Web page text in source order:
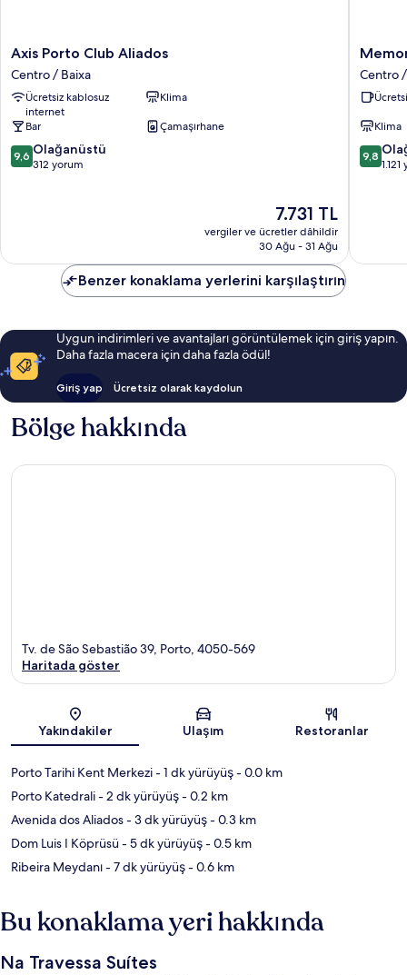
Axis
Porto
Club
Aliados
Centro
/
Baixa
Axis Porto Club Aliados
Centro / Baixa
Ücretsiz kablosuz
internet
Klima
Bar
Çamaşırhane
10
üzerinden
9,6 Olağanüstü
312 yorum
Güncel
fiyat:
7.731 TL
7.731 TL
vergiler ve ücretler dâhildir
30 Ağu - 31 Ağu
Porto
FLH
Hotels
Centro
/
Baixa
Centro
Klima
10
9,8
Benzer konaklama yerlerini karşılaştırın
Uygun indirimleri ve avantajları görüntülemek için giriş yapın.
Daha fazla macera için daha fazla ödül!
Giriş yap Ücretsiz olarak kaydolun
Bölge hakkında
Harita
Tv. de São Sebastião 39, Porto, 4050-569
Haritada göster
Yakındakiler Ulaşım Restoranlar
Porto Tarihi Kent Merkezi- 1 dk yürüyüş- 0.0 km
Porto Katedrali- 2 dk yürüyüş- 0.2 km
Avenida dos Aliados- 3 dk yürüyüş- 0.3 km
Dom Luis I Köprüsü- 5 dk yürüyüş- 0.5 km
Ribeira Meydanı- 7 dk yürüyüş- 0.6 km
Bu konaklama yeri hakkında
Na Travessa Suítes